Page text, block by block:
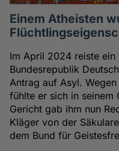
Einem Atheisten
Im April 2024 reiste ein
Bundesrepublik
Antrag auf Asyl.
fühlte er sich in seinem
Gericht gab ihm nun
Kläger von der
dem Bund für